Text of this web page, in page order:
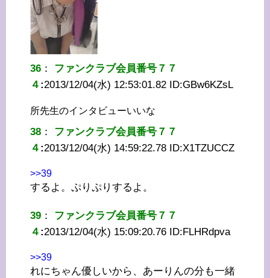
36 ： ファンクラブ会員番号７７
４ :2013/12/04(水) 12:53:01.82 ID:GBw6KZsL
所先生のインタビューいいな
38 ： ファンクラブ会員番号７７
４ :2013/12/04(水) 14:59:22.78 ID:X1TZUCCZ
>>39
するよ。ぷりぷりするよ。
39 ： ファンクラブ会員番号７７
４ :2013/12/04(水) 15:09:20.76 ID:FLHRdpva
>>39
れにちゃん優しいから、あーりんの分も一緒